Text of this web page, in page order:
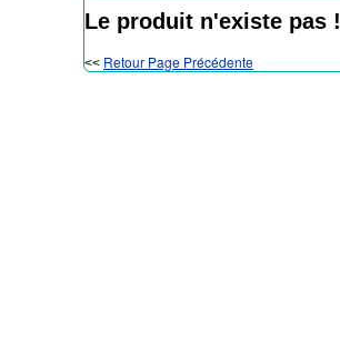
Le produit n'existe pas !
<< Retour Page Précédente